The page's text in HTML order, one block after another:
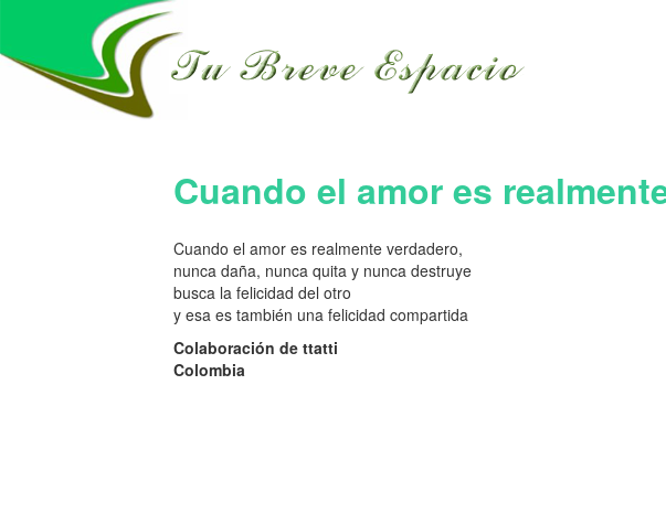
Cuando el amor es
Cuando el amor es realmente verdadero,
nunca daña, nunca quita y nunca destruye
busca la felicidad del otro
y esa es también una felicidad compartida
Colaboración de ttatti
Colombia